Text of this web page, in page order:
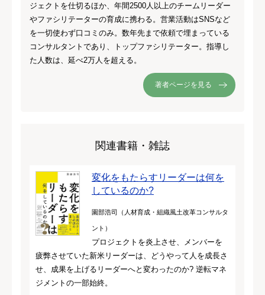
ジェクトを仕切るほか、年間2500人以上のチームリーダー
やファシリテーターの育成に携わる。営業活動はSNSなど
を一切使わず口コミのみ。数年先まで依頼で埋まっている
コンサルタントであり、トップファシリテーター。指導し
た人数は、延べ2万人を超える。
著者ページを見る
関連書籍・雑誌
変化をもたらすリーダーは何を
しているのか?
園部浩司（人材育成・組織風土改革コンサルタ
ント）
プロジェクトを炎上させ、メンバーを
疲弊させていた新米リーダーは、どうやって人を成長さ
せ、成果を上げるリーダーへと変わったのか? 逆転マネ
ジメントの一部始終。